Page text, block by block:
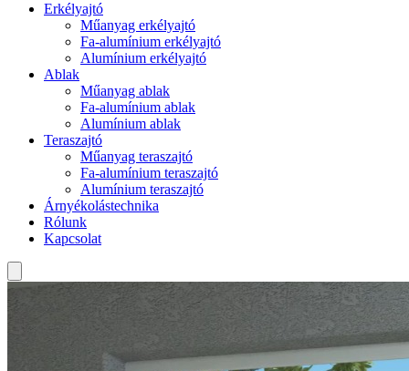
Erkélyajtó
Műanyag erkélyajtó
Fa-alumínium erkélyajtó
Alumínium erkélyajtó
Ablak
Műanyag ablak
Fa-alumínium ablak
Alumínium ablak
Teraszajtó
Műanyag teraszajtó
Fa-alumínium teraszajtó
Alumínium teraszajtó
Árnyékolástechnika
Rólunk
Kapcsolat